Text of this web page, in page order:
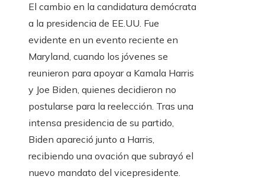
El cambio en la candidatura demócrata
a la presidencia de EE.UU. Fue
evidente en un evento reciente en
Maryland, cuando los jóvenes se
reunieron para apoyar a Kamala Harris
y Joe Biden, quienes decidieron no
postularse para la reelección. Tras una
intensa presidencia de su partido,
Biden apareció junto a Harris,
recibiendo una ovación que subrayó el
nuevo mandato del vicepresidente.